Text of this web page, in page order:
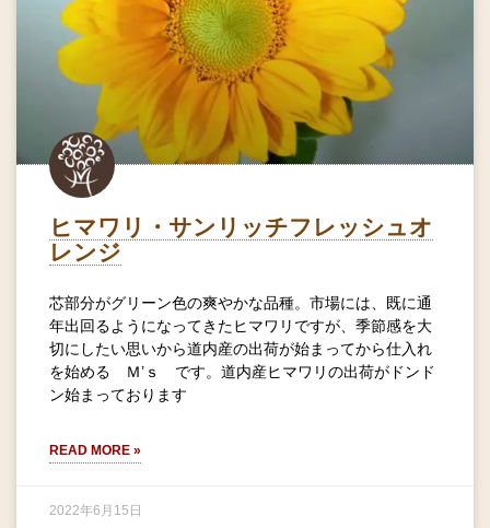
ヒマワリ・サンリッチフレッシュオ
レンジ
芯部分がグリーン色の爽やかな品種。市場には、既に通
年出回るようになってきたヒマワリですが、季節感を大
切にしたい思いから道内産の出荷が始まってから仕入れ
を始める Ｍ’ｓ です。道内産ヒマワリの出荷がドンド
ン始まっております
READ MORE »
2022年6月15日